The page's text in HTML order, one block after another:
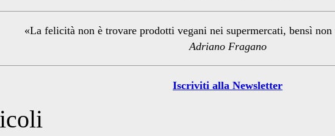
«La felicità non è trovare prodotti vegani nei supermercati, bensì non
Adriano Fragano
Iscriviti alla Newsletter